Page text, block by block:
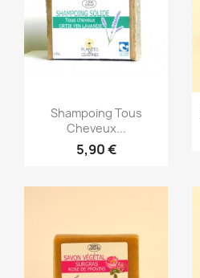
Aperçu rapide
Shampoing Tous
Cheveux...
5,90 €